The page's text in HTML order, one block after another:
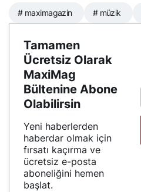
# maximagazin # müzik
Tamamen
Ücretsiz Olarak
MaxiMag
Bültenine Abone
Olabilirsin
Yeni haberlerden
haberdar olmak için
fırsatı kaçırma ve
ücretsiz e-posta
aboneliğini hemen
başlat.